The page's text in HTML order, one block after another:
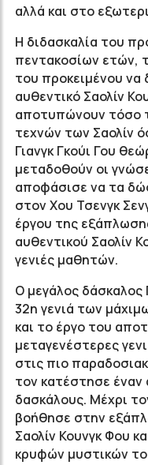
αλλά και στο
Η διδασκαλία του
πεντακοσίων ετών,
του προκειμένου να
αυθεντικό Σαολίν
αποτυπώνουν τόσο
τεχνών των Σαολίν
Γιανγκ Γκούι Γου
μεταδοθούν οι
αποφάσισε να τα
στον Χου Τσενγκ
έργου της
αυθεντικού Σαολίν
γενιές μαθητών.
Ο μεγάλος δάσκαλος
32η γενιά των
και το έργο του
μεταγενέστερες
στις πιο
τον κατέστησε
δασκάλους. Μέχρι
βοήθησε στην
Σαολίν Κουνγκ Φου
κρυφών μυστικών